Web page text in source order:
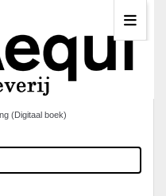
(Digitaal boek)